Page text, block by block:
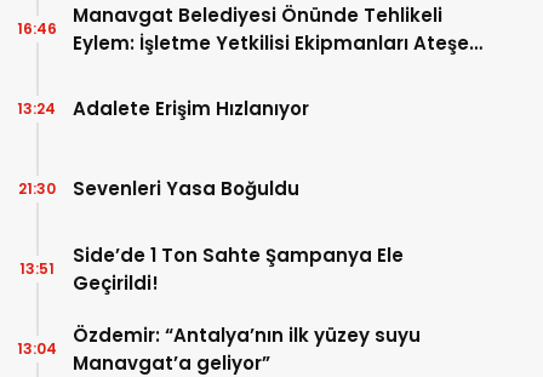
Manavgat Belediyesi Önünde Tehlikeli
Eylem: İşletme Yetkilisi Ekipmanları Ateşe
16:46
Adalete Erişim Hızlanıyor
13:24
Sevenleri Yasa Boğuldu
21:30
Side’de 1 Ton Sahte Şampanya Ele
Geçirildi!
13:51
Özdemir: “Antalya’nın ilk yüzey suyu
Manavgat’a geliyor”
13:04